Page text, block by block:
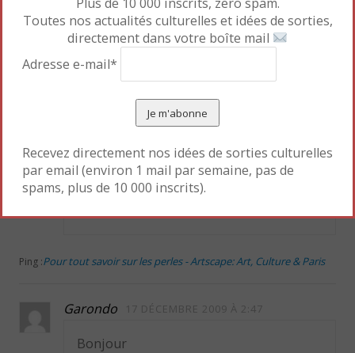
Sophie 1 FÉVRIER 2008 À 10:17
Bonjour Andrée,
Vous pouvez vous connecter au site des
http://www.perle-
gemme.com/site/Page_daccueil-2.html
(cf. dernier paragraphe de l’article) et
Hubert Bari vous renseignera sur
comment vous procurer des perles des
Ping :Pour tout savoir sur les perles - Artscape: Art, Culture & Paris
Garondo 17 DÉCEMBRE 2009 À 2:47
Bonjour
Toutes nos actualités culturelles et idées de sorties,
directement dans votre boîte mail
Adresse e-mail*
Recevez directement nos idées de sorties culturelles
par email (environ 1 mail par semaine, pas de
spams, plus de 10 000 inscrits).